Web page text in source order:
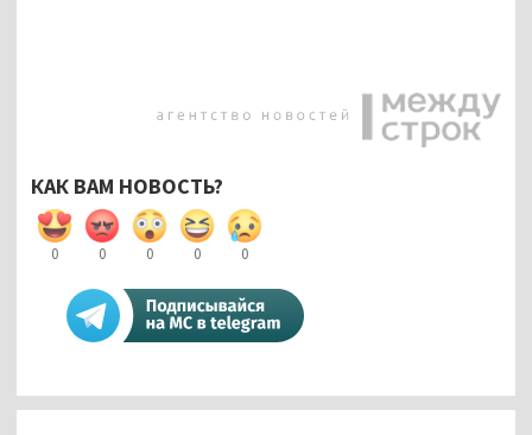
КАК ВАМ НОВОСТЬ?
0 0 0 0 0